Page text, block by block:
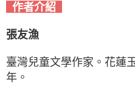
作者介紹
張友漁
臺灣兒童文學作家。花蓮
年。